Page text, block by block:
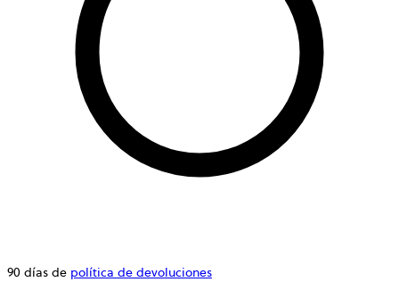
90 días de política de devoluciones